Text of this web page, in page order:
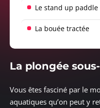
Le stand up paddle
La bouée tractée
La plongée
Vous êtes fasciné par le
aquatiques qu’on peut y